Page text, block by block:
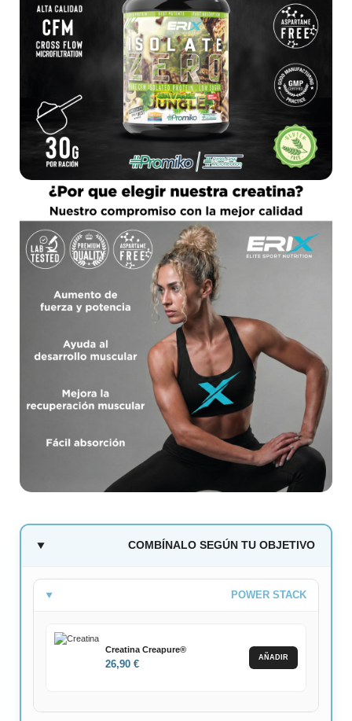
COMBÍNALO SEGÚN TU OBJETIVO
POWER STACK
Creatina Creapure®
26,90 €
AÑADIR